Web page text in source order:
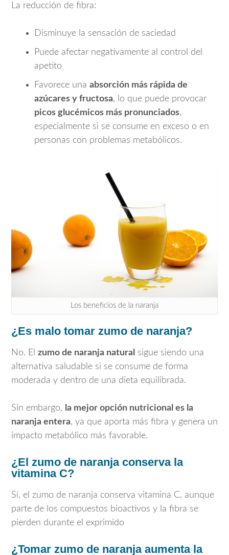
La reducción de fibra:
Disminuye la sensación de saciedad
Puede afectar negativamente al control del
apetito
Favorece una absorción más rápida de
azúcares y fructosa, lo que puede provocar
picos glucémicos más pronunciados,
especialmente si se consume en exceso o en
personas con problemas metabólicos.
Los beneficios de la naranja
¿Es malo tomar zumo de naranja?
No. El zumo de naranja natural sigue siendo una
alternativa saludable si se consume de forma
moderada y dentro de una dieta equilibrada.
Sin embargo, la mejor opción nutricional es la
naranja entera, ya que aporta más fibra y genera un
impacto metabólico más favorable.
¿El zumo de naranja conserva la
vitamina C?
Sí, el zumo de naranja conserva vitamina C, aunque
parte de los compuestos bioactivos y la fibra se
pierden durante el exprimido
¿Tomar zumo de naranja aumenta la